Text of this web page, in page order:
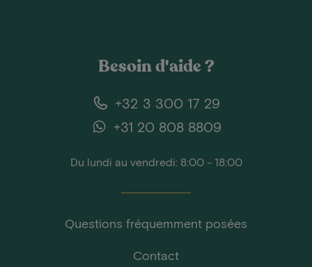
Besoin d'aide ?
+32 3 300 17 29
+31 20 808 8809
Du lundi au vendredi: 8:00 - 18:00
Questions fréquemment posées
Contact